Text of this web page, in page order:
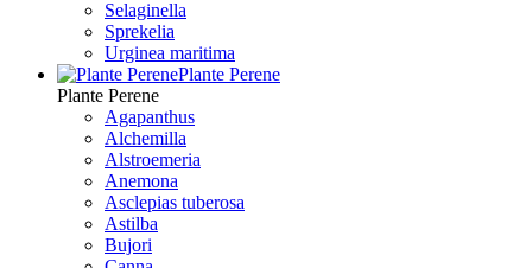
Selaginella
Sprekelia
Urginea maritima
Plante Perene
Plante Perene
Agapanthus
Alchemilla
Alstroemeria
Anemona
Asclepias tuberosa
Astilba
Bujori